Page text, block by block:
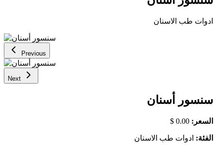
ادوات طب الاسنان
Previous
Next
سنسور أسنان
السعر: 0.00 $
الفئة: ادوات طب الاسنان